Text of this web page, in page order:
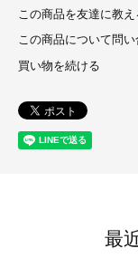
この商品を友達に教え
この商品について問い
買い物を続ける
最